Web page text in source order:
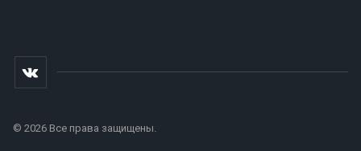
© 2026 Все права защищены.